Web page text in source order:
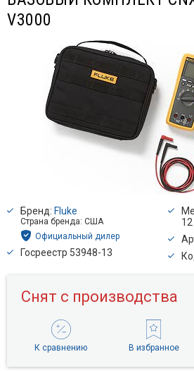
V3000
Бренд: Fluke
Страна бренда: США
Официальный дилер
Госреестр 53948-13
Снят с производства
К сравнению В избранное